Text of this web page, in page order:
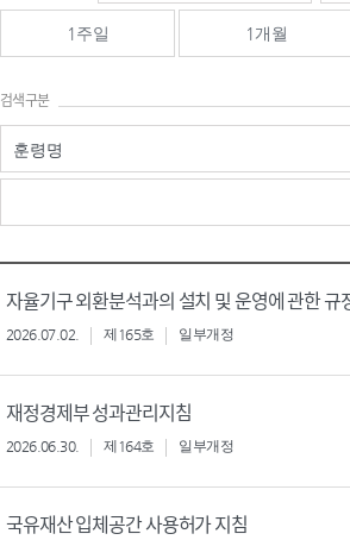
작
일
선
1주일 1개월
검색구분
훈령명
자율기구 외환분석과의 설치 및 운영에 관한 규
2026.07.02. 제165호 일부개정
재정경제부 성과관리지침
2026.06.30. 제164호 일부개정
국유재산 입체공간 사용허가 지침